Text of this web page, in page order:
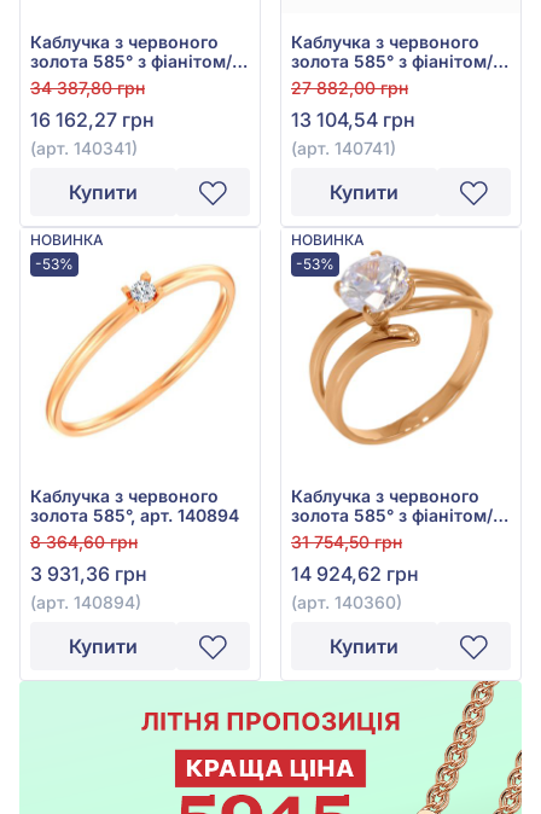
Каблучка з червоного
золота 585° з фіанітом/
куб.цирконієм, арт.
140341
34 387,80 грн
16 162,27 грн
(арт. 140341)
Купити
Каблучка з червоного
золота 585° з фіанітом/
куб.цирконієм, арт.
140741
27 882,00 грн
13 104,54 грн
(арт. 140741)
Купити
НОВИНКА
-53%
Каблучка з червоного
золота 585°, арт. 140894
8 364,60 грн
3 931,36 грн
(арт. 140894)
Купити
НОВИНКА
-53%
Каблучка з червоного
золота 585° з фіанітом/
куб.цирконієм, арт.
140360
31 754,50 грн
14 924,62 грн
(арт. 140360)
Купити